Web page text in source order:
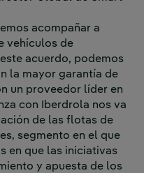
acompañar a
vehículos de
acuerdo, podemos
la mayor garantía de
un proveedor líder en
con Iberdrola nos va
de las flotas de
segmento en el que
en que las iniciativas
y apuesta de los